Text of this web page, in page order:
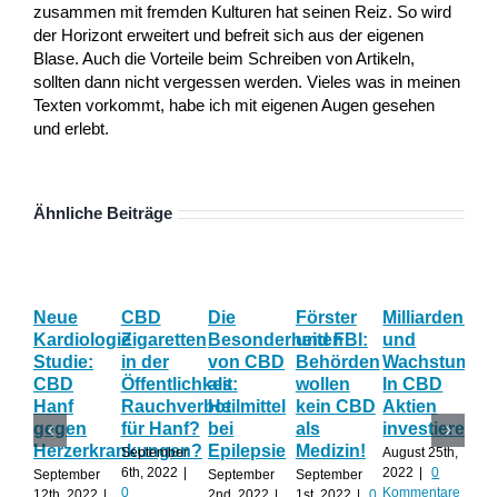
zusammen mit fremden Kulturen hat seinen Reiz. So wird
der Horizont erweitert und befreit sich aus der eigenen
Blase. Auch die Vorteile beim Schreiben von Artikeln,
sollten dann nicht vergessen werden. Vieles was in meinen
Texten vorkommt, habe ich mit eigenen Augen gesehen
und erlebt.
Ähnliche Beiträge
Neue
Kardiologie
Studie:
CBD
Hanf
gegen
Herzerkrankungen?
September
CBD
Zigaretten
in der
Öffentlichkeit:
Rauchverbot
für Hanf?
September
6th, 2022
0
Die
Besonderheiten
von CBD
als
Heilmittel
bei
Epilepsie
September
Förster
und FBI:
Behörden
wollen
kein CBD
als
Medizin!
September
und
Wachstum:
In CBD
Aktien
investieren?
August 25th,
2022
0
Kommentare